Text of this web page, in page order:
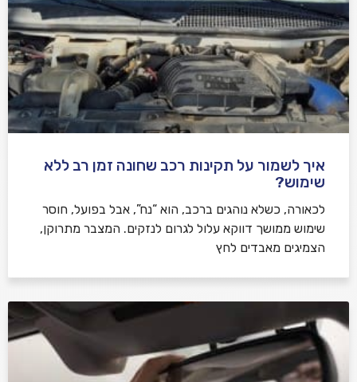
איך לשמור על תקינות רכב שחונה זמן רב ללא
שימוש?
לכאורה, כשלא נוהגים ברכב, הוא “נח”, אבל בפועל, חוסר
שימוש ממושך דווקא עלול לגרום לנזקים. המצבר מתרוקן,
הצמיגים מאבדים לחץ